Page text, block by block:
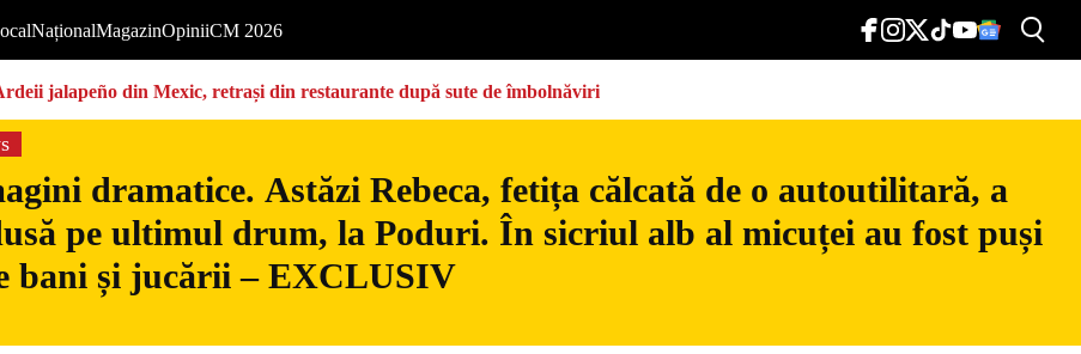
NaționalMagazinOpiniiCM 2026
jalapeño din Mexic, retrași din restaurante după sute de îmbolnăviri
dramatice. Astăzi Rebeca, fetița călcată de o autoutilitară, a
pe ultimul drum, la Poduri. În sicriul alb al micuței au fost puși
bani și jucării – EXCLUSIV